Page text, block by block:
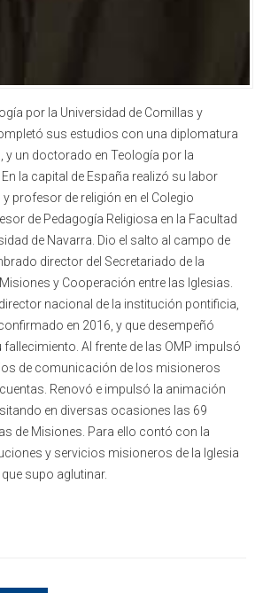
por la Universidad de Comillas y
sus estudios con una diplomatura
y un doctorado en Teología por la
la capital de España realizó su labor
profesor de religión en el Colegio
de Pedagogía Religiosa en la Facultad
de Navarra. Dio el salto al campo de
director del Secretariado de la
y Cooperación entre las Iglesias.
nacional de la institución pontificia,
en 2016, y que desempeñó
Al frente de las OMP impulsó
de comunicación de los misioneros
Renovó e impulsó la animación
en diversas ocasiones las 69
de Misiones. Para ello contó con la
y servicios misioneros de la Iglesia
supo aglutinar.